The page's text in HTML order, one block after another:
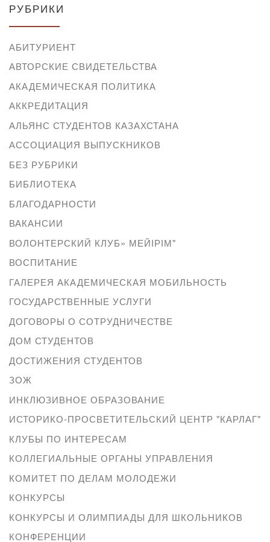
РУБРИКИ
АБИТУРИЕНТ
АВТОРСКИЕ СВИДЕТЕЛЬСТВА
АКАДЕМИЧЕСКАЯ ПОЛИТИКА
АККРЕДИТАЦИЯ
АЛЬЯНС СТУДЕНТОВ КАЗАХСТАНА
АССОЦИАЦИЯ ВЫПУСКНИКОВ
БЕЗ РУБРИКИ
БИБЛИОТЕКА
БЛАГОДАРНОСТИ
ВАКАНСИИ
ВОЛОНТЕРСКИЙ КЛУБ» МЕЙІРІМ"
ВОСПИТАНИЕ
ГАЛЕРЕЯ АКАДЕМИЧЕСКАЯ МОБИЛЬНОСТЬ
ГОСУДАРСТВЕННЫЕ УСЛУГИ
ДОГОВОРЫ О СОТРУДНИЧЕСТВЕ
ДОМ СТУДЕНТОВ
ДОСТИЖЕНИЯ СТУДЕНТОВ
ЗОЖ
ИНКЛЮЗИВНОЕ ОБРАЗОВАНИЕ
ИСТОРИКО-ПРОСВЕТИТЕЛЬСКИЙ ЦЕНТР "КАРЛАГ"
КЛУБЫ ПО ИНТЕРЕСАМ
КОЛЛЕГИАЛЬНЫЕ ОРГАНЫ УПРАВЛЕНИЯ
КОМИТЕТ ПО ДЕЛАМ МОЛОДЕЖИ
КОНКУРСЫ
КОНКУРСЫ И ОЛИМПИАДЫ ДЛЯ ШКОЛЬНИКОВ
КОНФЕРЕНЦИИ